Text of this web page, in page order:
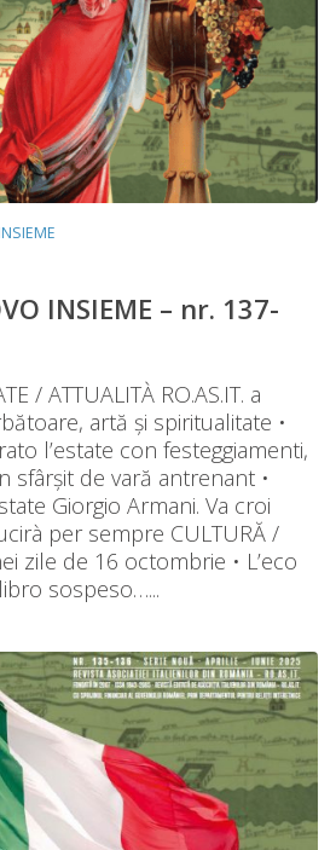
INSIEME – nr. 137-
/ ATTUALITÀ RO.AS.IT. a
artă și spiritualitate •
l’estate con festeggiamenti,
sfârșit de vară antrenant •
Giorgio Armani. Va croi
per sempre CULTURĂ /
zile de 16 octombrie • L’eco
sospeso…...